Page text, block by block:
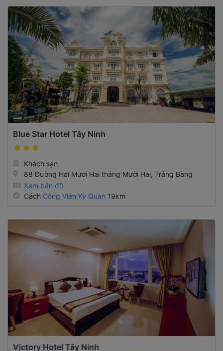
Blue Star Hotel Tây Ninh
Khách sạn
88 Đường Hai Mươi Hai tháng Mười Hai, Trảng Bàng
Xem bản đồ
Cách Công Viên Kỳ Quan 19km
Victory Hotel Tây Ninh